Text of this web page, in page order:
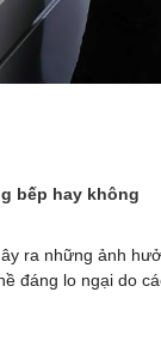
bếp hay không
ra những ảnh
đáng lo ngại do